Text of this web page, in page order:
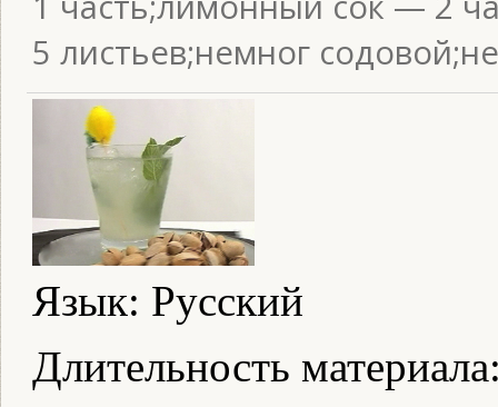
5 листьев;немног
Язык: Русский
Длительность материала